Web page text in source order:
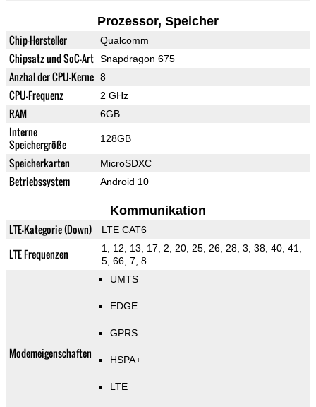
Prozessor, Speicher
Chip-Hersteller Qualcomm
Chipsatz und SoC-Art Snapdragon 675
Anzhal der CPU-Kerne 8
CPU-Frequenz 2 GHz
RAM 6GB
Interne
Speichergröße
128GB
Speicherkarten MicroSDXC
Betriebssystem Android 10
Kommunikation
LTE-Kategorie (Down) LTE CAT6
LTE Frequenzen
1, 12, 13, 17, 2, 20, 25, 26, 28, 3, 38, 40, 41,
5, 66, 7, 8
Modemeigenschaften
UMTS
EDGE
GPRS
HSPA+
LTE